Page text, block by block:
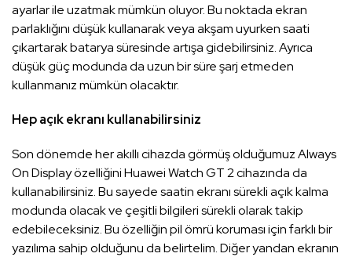
ayarlar ile uzatmak mümkün oluyor. Bu noktada ekran
parlaklığını düşük kullanarak veya akşam uyurken saati
çıkartarak batarya süresinde artışa gidebilirsiniz. Ayrıca
düşük güç modunda da uzun bir süre şarj etmeden
kullanmanız mümkün olacaktır.
Hep açık ekranı kullanabilirsiniz
Son dönemde her akıllı cihazda görmüş olduğumuz Always
On Display özelliğini Huawei Watch GT 2 cihazında da
kullanabilirsiniz. Bu sayede saatin ekranı sürekli açık kalma
modunda olacak ve çeşitli bilgileri sürekli olarak takip
edebileceksiniz. Bu özelliğin pil ömrü koruması için farklı bir
yazılıma sahip olduğunu da belirtelim. Diğer yandan ekranın